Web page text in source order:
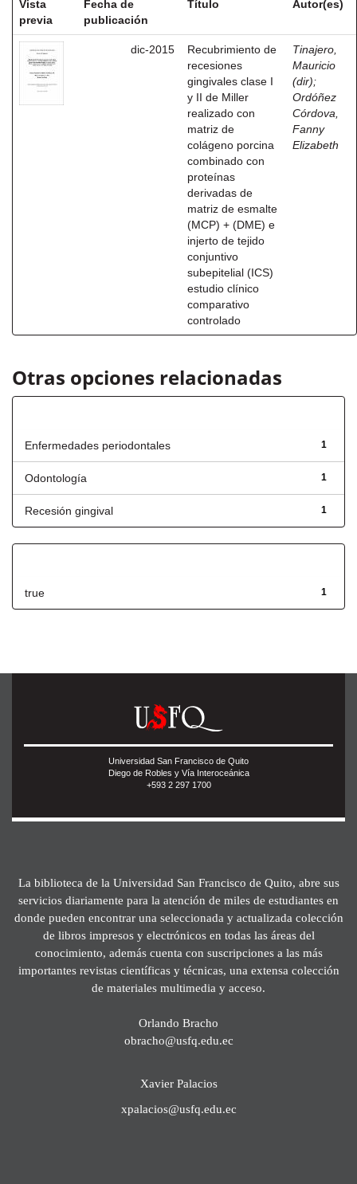
Vista
previa
Fecha de
publicación
Título Autor(es)
dic-2015
Recubrimiento de
recesiones
gingivales clase I
y II de Miller
realizado con
matriz de
colágeno porcina
combinado con
proteínas
derivadas de
matriz de esmalte
(MCP) + (DME) e
injerto de tejido
conjuntivo
subepitelial (ICS)
estudio clínico
comparativo
controlado
Tinajero,
Mauricio
(dir);
Ordóñez
Córdova,
Fanny
Elizabeth
Otras opciones relacionadas
1
Enfermedades periodontales
1
Odontología
1
Recesión gingival
1
true
Universidad San Francisco de Quito
Diego de Robles y Vía Interoceánica
+593 2 297 1700
La biblioteca de la Universidad San Francisco de Quito, abre sus
servicios diariamente para la atención de miles de estudiantes en
donde pueden encontrar una seleccionada y actualizada colección
de libros impresos y electrónicos en todas las áreas del
conocimiento, además cuenta con suscripciones a las más
importantes revistas científicas y técnicas, una extensa colección
de materiales multimedia y acceso.
Orlando Bracho
obracho@usfq.edu.ec
Xavier Palacios
xpalacios@usfq.edu.ec